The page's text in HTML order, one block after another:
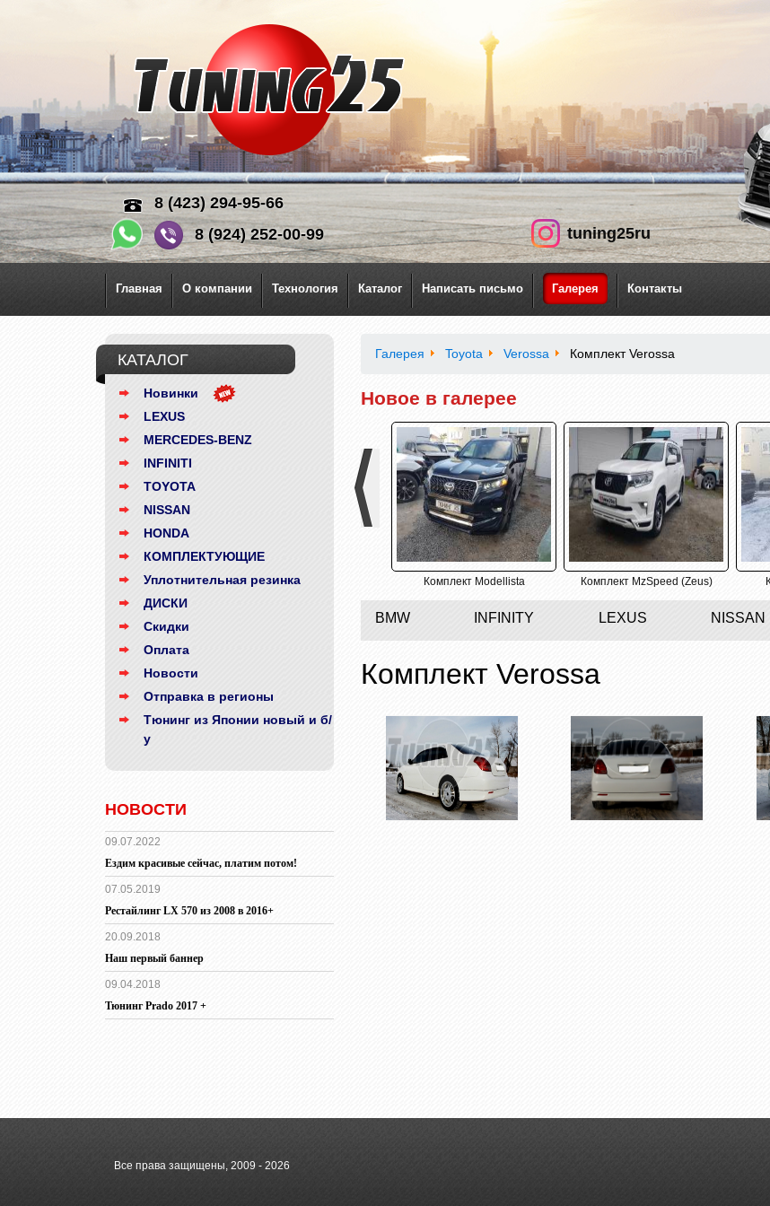
8 (423) 294-95-66
8 (924) 252-00-99
tuning25ru
Главная О компании Технология Каталог Написать письмо Галерея Контакты
КАТАЛОГ
Новинки
LEXUS
MERCEDES-BENZ
INFINITI
TOYOTA
NISSAN
HONDA
КОМПЛЕКТУЮЩИЕ
Уплотнительная резинка
ДИСКИ
Скидки
Оплата
Новости
Отправка в регионы
Тюнинг из Японии новый и б/
у
НОВОСТИ
09.07.2022
Ездим красивые сейчас, платим потом!
07.05.2019
Рестайлинг LX 570 из 2008 в 2016+
20.09.2018
Наш первый баннер
09.04.2018
Тюнинг Prado 2017 +
Галерея Toyota Verossa Комплект Verossa
Новое в галерее
Previous
Комплект TRD + фендера Комплект DoubleEight Комплект Modellista Комплект MzSpeed (Zeus)
BMW INFINITY LEXUS NISSAN
Комплект Verossa
Все права защищены, 2009 - 2026